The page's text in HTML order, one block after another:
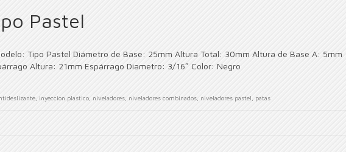
Pastel
Tipo Pastel Diámetro de Base: 25mm Altura Total: 30mm Altura de Base A: 5mm
Altura: 21mm Espárrago Diametro: 3/16″ Color: Negro
inyeccion plastico niveladores niveladores combinados niveladores pastel patas